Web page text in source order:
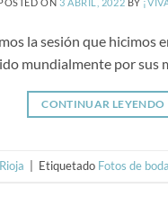
la sesión que hicimos
mundialmente por
CONTINUAR LEYENDO
Etiquetado Fotos de